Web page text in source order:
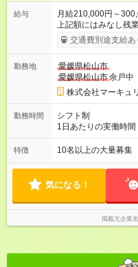
給与
月給210,000円～
上記額にはみなし残
ます。 みなし残業代
※能力やスキルを考慮
に1回の「年次昇給」
す。特に頑張ってい
となることも。努力や
期間】試用期間あり
本採用時と同じです。
交通費別途支給あ
勤務地
愛媛県松山市
愛媛県松山市余戸中
株式会社マーキュ
勤務時間
シフト制
1日あたりの実働時
間） ※勤務地により
特徴 10名以上の大量募集
気になる！
掲載元企業名